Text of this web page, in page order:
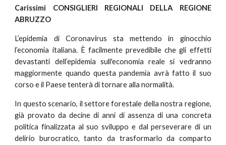
Carissimi CONSIGLIERI REGIONALI DELLA REGIONE
ABRUZZO
L’epidemia di Coronavirus sta mettendo in ginocchio
l’economia italiana. È facilmente prevedibile che gli effetti
devastanti dell’epidemia sull'economia reale si vedranno
maggiormente quando questa pandemia avrà fatto il suo
corso e il Paese tenterà di tornare alla normalità.
In questo scenario, il settore forestale della nostra regione,
già provato da decine di anni di assenza di una concreta
politica finalizzata al suo sviluppo e dal perseverare di un
delirio burocratico, tanto da trasformarlo da comparto